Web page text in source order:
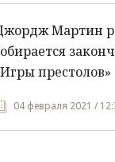
Мартин
престолов»
04 февраля 2021 /